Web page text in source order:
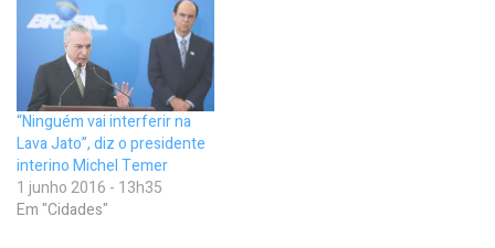
“Ninguém vai interferir na
Lava Jato”, diz o presidente
interino Michel Temer
1 junho 2016 - 13h35
Em "Cidades"